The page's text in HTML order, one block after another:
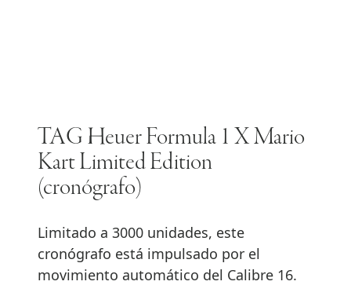
TAG Heuer Formula 1 X Mario
Kart Limited Edition
(cronógrafo)
Limitado a 3000 unidades, este
cronógrafo está impulsado por el
movimiento automático del Calibre 16.